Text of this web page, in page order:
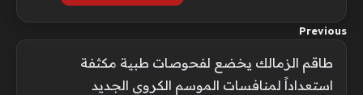
Previous
طاقم الزمالك يخضع لفحوصات طبية مكثفة
استعداداً لمنافسات الموسم الكروي الجديد